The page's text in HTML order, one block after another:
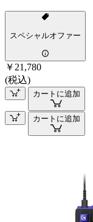
スペシャルオファー
￥21,780
(税込)
カートに追加
カートに追加